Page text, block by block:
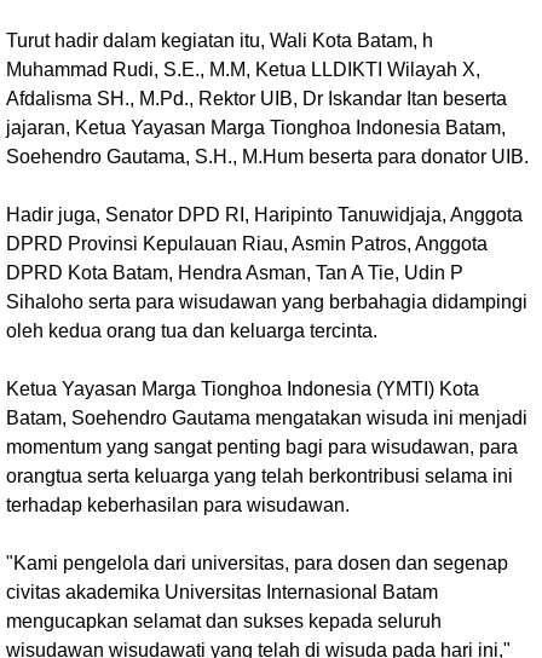
Turut hadir dalam kegiatan itu, Wali Kota Batam, h
Muhammad Rudi, S.E., M.M, Ketua LLDIKTI Wilayah X,
Afdalisma SH., M.Pd., Rektor UIB, Dr Iskandar Itan beserta
jajaran, Ketua Yayasan Marga Tionghoa Indonesia Batam,
Soehendro Gautama, S.H., M.Hum beserta para donator UIB.
Hadir juga, Senator DPD RI, Haripinto Tanuwidjaja, Anggota
DPRD Provinsi Kepulauan Riau, Asmin Patros, Anggota
DPRD Kota Batam, Hendra Asman, Tan A Tie, Udin P
Sihaloho serta para wisudawan yang berbahagia didampingi
oleh kedua orang tua dan keluarga tercinta.
Ketua Yayasan Marga Tionghoa Indonesia (YMTI) Kota
Batam, Soehendro Gautama mengatakan wisuda ini menjadi
momentum yang sangat penting bagi para wisudawan, para
orangtua serta keluarga yang telah berkontribusi selama ini
terhadap keberhasilan para wisudawan.
"Kami pengelola dari universitas, para dosen dan segenap
civitas akademika Universitas Internasional Batam
mengucapkan selamat dan sukses kepada seluruh
wisudawan wisudawati yang telah di wisuda pada hari ini,"